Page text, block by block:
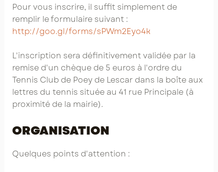
Pour vous inscrire, il suffit simplement de
remplir le formulaire suivant :
http://goo.gl/forms/sPWm2Eyo4k
L'inscription sera définitivement validée par la
remise d'un chèque de 5 euros à l'ordre du
Tennis Club de Poey de Lescar dans la boîte aux
lettres du tennis située au 41 rue Principale (à
proximité de la mairie).
ORGANISATION
Quelques points d'attention :